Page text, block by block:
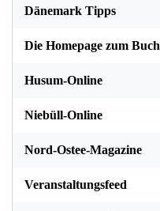
Dänemark Tipps
Die Homepage zum Buch
Husum-Online
Niebüll-Online
Nord-Ostee-Magazine
Veranstaltungsfeed